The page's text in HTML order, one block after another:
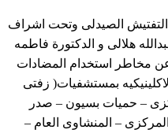
الصيدلى وتحت اشراف
هلالى و الدكتورة فاطمه
مخاطر استخدام المضادات
بمستشفيات( زفتى
– حميات بسيون – صدر
– المنشاوى العام –